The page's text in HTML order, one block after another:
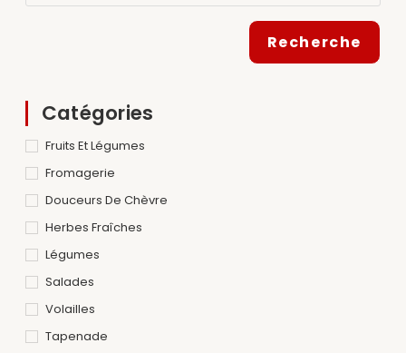
Recherche
Catégories
Fruits Et Légumes
Fromagerie
Douceurs De Chèvre
Herbes Fraîches
Légumes
Salades
Volailles
Tapenade